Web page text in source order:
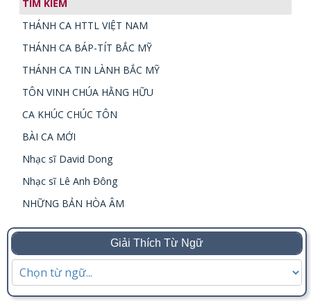
TÌM KIẾM
THÁNH CA HTTL VIỆT NAM
THÁNH CA BÁP-TÍT BẮC MỸ
THÁNH CA TIN LÀNH BẮC MỸ
TÔN VINH CHÚA HẰNG HỮU
CA KHÚC CHÚC TÔN
BÀI CA MỚI
Nhạc sĩ David Dong
Nhạc sĩ Lê Anh Đông
NHỮNG BẢN HÒA ÂM
Giải Thích Từ Ngữ